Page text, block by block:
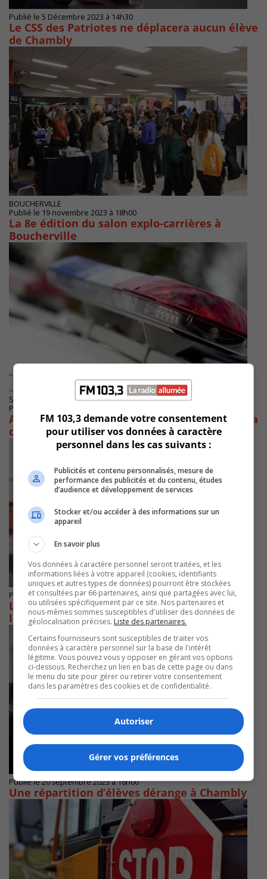
Publié le 5 Décembre 2023 à 14h30
Le CSS des Patriotes ne déplacera aucun élève
de Chambly
BOUCHERVILLE
Publié le 19 novembre 2023 à 18h00
La 8e édition du salon explo-carrières à
Boucherville
SAINT-BRUNO-DE-MONTARVILLE
Publié le 4 octobre 2023 à 16h00
Agression filmée d’un élève du Mont-Bruno: la
direction prend action
Publié le 28 septembre 2023 à 14h00
Le CSS des Patriotes veut connaitre l’avis de
la population
Publié le 20 septembre 2023 à 16h00
Une répartition d’élèves dérange à Chambly
FM 103,3 demande votre consentement
pour utiliser vos données à caractère
personnel dans les cas suivants :
Publicités et contenu personnalisés, mesure de
performance des publicités et du contenu, études
d’audience et développement de services
Stocker et/ou accéder à des informations sur un
appareil
En savoir plus
Vos données à caractère personnel seront traitées, et les
informations liées à votre appareil (cookies, identifiants
uniques et autres types de données) pourront être stockées
et consultées par 66 partenaires, ainsi que partagées avec lui,
ou utilisées spécifiquement par ce site. Nos partenaires et
nous-mêmes sommes susceptibles d'utiliser des données de
géolocalisation précises. Liste des partenaires.
Certains fournisseurs sont susceptibles de traiter vos
données à caractère personnel sur la base de l'intérêt
légitime. Vous pouvez vous y opposer en gérant vos options
ci-dessous. Recherchez un lien en bas de cette page ou dans
le menu du site pour gérer ou retirer votre consentement
dans les paramètres des cookies et de confidentialité.
Autoriser
Gérer vos préférences